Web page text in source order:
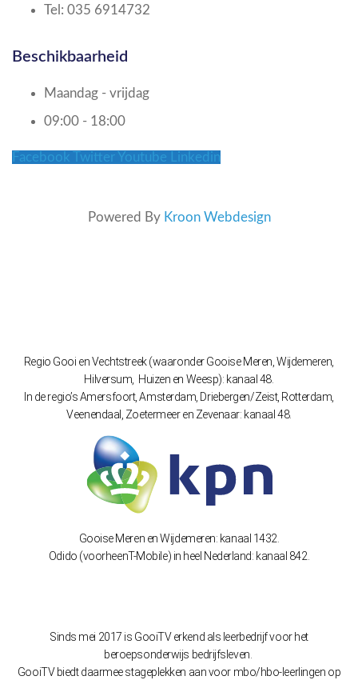
Tel: 035 6914732
Beschikbaarheid
Maandag - vrijdag
09:00 - 18:00
Facebook Twitter Youtube Linkedin
Powered By Kroon Webdesign
Regio Gooi en Vechtstreek (waaronder Gooise Meren, Wijdemeren,
Hilversum, Huizen en Weesp): kanaal 48.
In de regio’s Amersfoort, Amsterdam, Driebergen/Zeist, Rotterdam,
Veenendaal, Zoetermeer en Zevenaar: kanaal 48.
Gooise Meren en Wijdemeren: kanaal 1432.
Odido (voorheenT-Mobile) in heel Nederland: kanaal 842.
Sinds mei 2017 is GooiTV erkend als leerbedrijf voor het
beroepsonderwijs bedrijfsleven.
GooiTV biedt daarmee stageplekken aan voor mbo/hbo-leerlingen op